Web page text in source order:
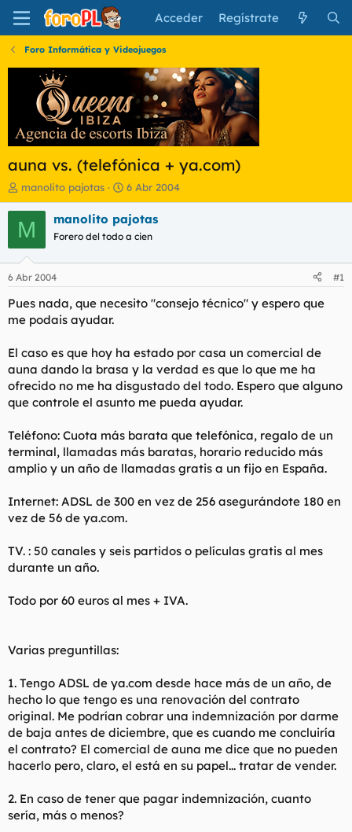
Acceder Regístrate
Foro Informática y Videojuegos
auna vs. (telefónica + ya.com)
I
n
i
c
a
d
o
r
e
t
e
m
a
manolito pajotas
F
e
c
h
a
i
n
o
6 Abr 2004
M manolito pajotas
Forero del todo a cien
6 Abr 2004 #1
Pues nada, que necesito "consejo técnico" y espero que
me podais ayudar.
El caso es que hoy ha estado por casa un comercial de
auna dando la brasa y la verdad es que lo que me ha
ofrecido no me ha disgustado del todo. Espero que alguno
que controle el asunto me pueda ayudar.
Teléfono: Cuota más barata que telefónica, regalo de un
terminal, llamadas más baratas, horario reducido más
amplio y un año de llamadas gratis a un fijo en España.
Internet: ADSL de 300 en vez de 256 asegurándote 180 en
vez de 56 de ya.com.
TV. : 50 canales y seis partidos o películas gratis al mes
durante un año.
Todo por 60 euros al mes + IVA.
Varias preguntillas:
1. Tengo ADSL de ya.com desde hace más de un año, de
hecho lo que tengo es una renovación del contrato
original. Me podrían cobrar una indemnización por darme
de baja antes de diciembre, que es cuando me concluiría
el contrato? El comercial de auna me dice que no pueden
hacerlo pero, claro, el está en su papel... tratar de vender.
2. En caso de tener que pagar indemnización, cuanto
sería, más o menos?